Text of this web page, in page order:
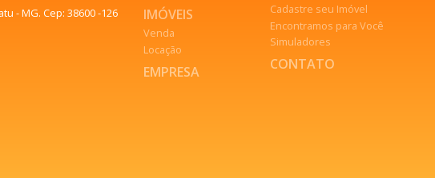
- MG. Cep: 38600 -126
IMÓVEIS
Venda
Locação
EMPRESA
Cadastre seu Imóvel
Encontramos para Você
Simuladores
CONTATO